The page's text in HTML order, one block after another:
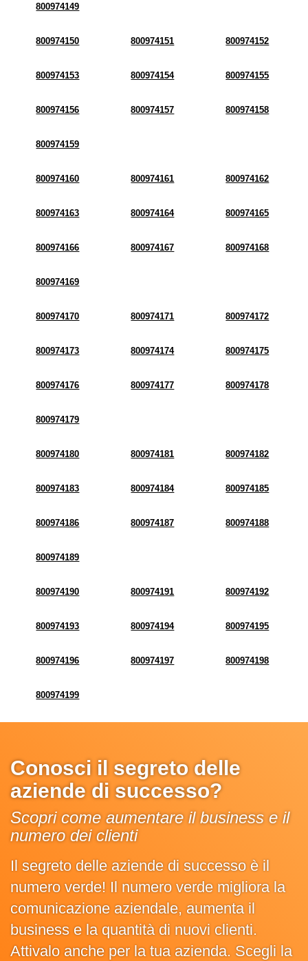
800974149
800974150 800974151 800974152
800974153 800974154 800974155
800974156 800974157 800974158
800974159
800974160 800974161 800974162
800974163 800974164 800974165
800974166 800974167 800974168
800974169
800974170 800974171 800974172
800974173 800974174 800974175
800974176 800974177 800974178
800974179
800974180 800974181 800974182
800974183 800974184 800974185
800974186 800974187 800974188
800974189
800974190 800974191 800974192
800974193 800974194 800974195
800974196 800974197 800974198
800974199
Conosci il segreto delle
aziende di successo?
Scopri come aumentare il business e il
numero dei clienti
Il segreto delle aziende di successo è il
numero verde! Il numero verde migliora la
comunicazione aziendale, aumenta il
business e la quantità di nuovi clienti.
Attivalo anche per la tua azienda. Scegli la